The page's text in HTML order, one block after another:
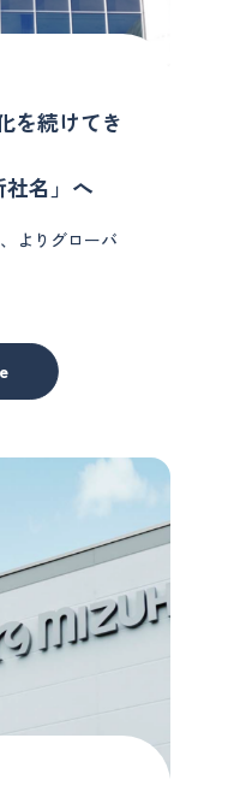
を続けてき
名」へ
よりグローバ